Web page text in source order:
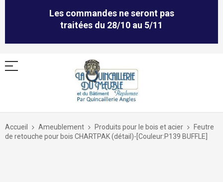
Les commandes ne seront pas
traitées du 28/10 au 5/11
Allez
contenu
Accueil Ameublement Produits pour le bois et acier
Feutre
de retouche pour bois CHARTPAK (détail)-[Couleur:P139 BUFFLE]